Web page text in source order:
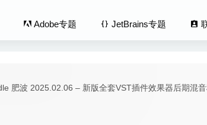
Adobe专题 JetBrains专题